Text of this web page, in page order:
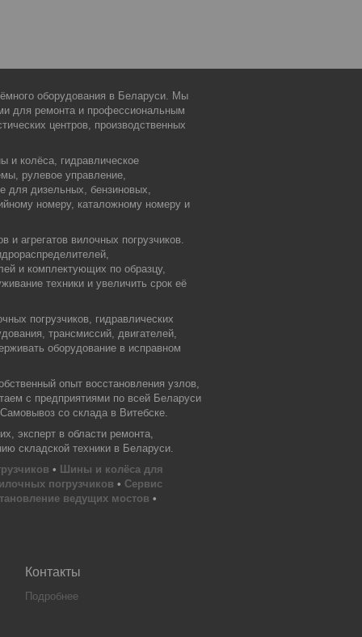
оборудования в Беларуси. Мы
для ремонта и профессиональным
центров, производственных
и колёса, гидравлическое
рулевое управление,
для дизельных, бензиновых,
номеру, каталожному номеру и
и агрегатов вилочных погрузчиков.
и комплектующих по образцу,
техники и увеличить срок её
погрузчиков, гидравлических
трансмиссий, двигателей,
оборудование в исправном
опыт восстановления узлов,
с предприятиями по всей Беларуси
со склада в Витебске.
эксперт в области ремонта,
складской техники в Беларуси.
• Шины и колёса для
погрузчиков • Сервис
ведущих мостов •
Контакты
Подробнее